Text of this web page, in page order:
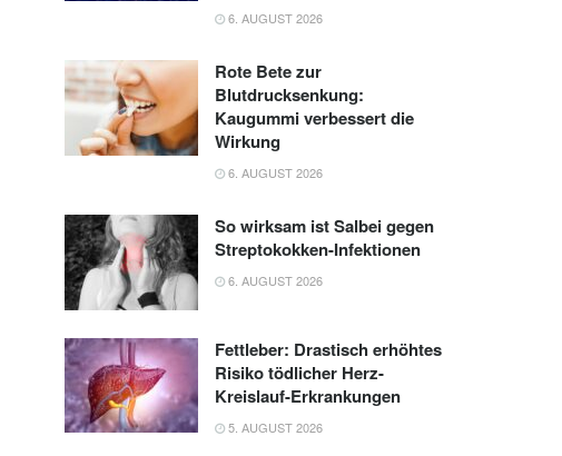
6. AUGUST 2026
Rote Bete zur
Blutdrucksenkung:
Kaugummi verbessert die
Wirkung
6. AUGUST 2026
So wirksam ist Salbei gegen
Streptokokken-Infektionen
6. AUGUST 2026
Fettleber: Drastisch erhöhtes
Risiko tödlicher Herz-
Kreislauf-Erkrankungen
5. AUGUST 2026